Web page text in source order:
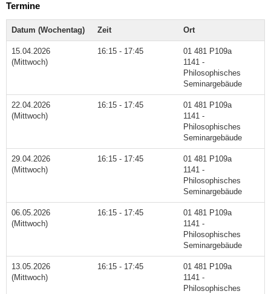
Termine
Datum (Wochentag) Zeit Ort
15.04.2026
(Mittwoch)
16:15 - 17:45
01 481 P109a
1141 -
Philosophisches
Seminargebäude
22.04.2026
(Mittwoch)
16:15 - 17:45
01 481 P109a
1141 -
Philosophisches
Seminargebäude
29.04.2026
(Mittwoch)
16:15 - 17:45
01 481 P109a
1141 -
Philosophisches
Seminargebäude
06.05.2026
(Mittwoch)
16:15 - 17:45
01 481 P109a
1141 -
Philosophisches
Seminargebäude
13.05.2026
(Mittwoch)
16:15 - 17:45
01 481 P109a
1141 -
Philosophisches